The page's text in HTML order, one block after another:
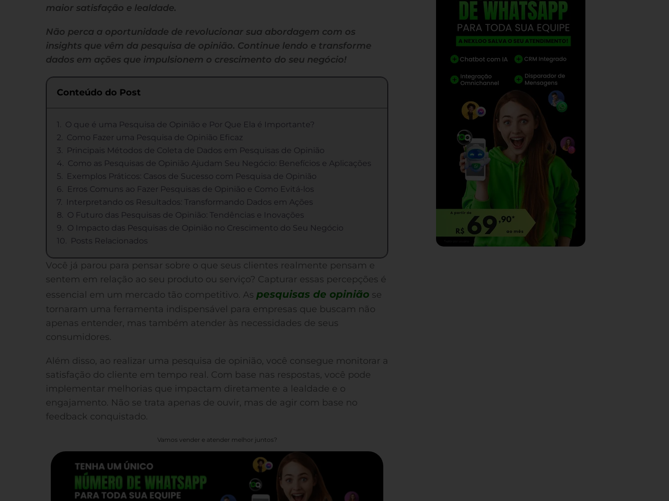
maior satisfação e lealdade.
Não perca a oportunidade de revolucionar sua abordagem com os
insights que vêm da pesquisa de opinião. Continue lendo e transforme
dados em ações que impulsionem o crescimento do seu negócio!
Conteúdo do Post
O que é uma Pesquisa de Opinião e Por Que Ela é Importante?
Como Fazer uma Pesquisa de Opinião Eficaz
Principais Métodos de Coleta de Dados em Pesquisas de Opinião
Como as Pesquisas de Opinião Ajudam Seu Negócio: Benefícios e Aplicações
Exemplos Práticos: Casos de Sucesso com Pesquisa de Opinião
Erros Comuns ao Fazer Pesquisas de Opinião e Como Evitá-los
Interpretando os Resultados: Transformando Dados em Ações
O Futuro das Pesquisas de Opinião: Tendências e Inovações
O Impacto das Pesquisas de Opinião no Crescimento do Seu Negócio
Posts Relacionados
Você já parou para pensar sobre o que seus clientes realmente pensam e
sentem em relação ao seu produto ou serviço? Capturar essas percepções é
essencial em um mercado tão competitivo. As pesquisas de opinião se
tornaram uma ferramenta indispensável para empresas que buscam não
apenas entender, mas também atender às necessidades de seus
consumidores.
Além disso, ao realizar uma pesquisa de opinião, você consegue monitorar a
satisfação do cliente em tempo real. Com base nas respostas, você pode
implementar melhorias que impactam diretamente a lealdade e o
engajamento. Não se trata apenas de ouvir, mas de agir com base no
feedback conquistado.
Vamos vender e atender melhor juntos?